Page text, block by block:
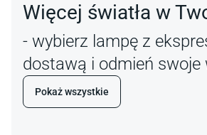
Więcej światła w
- wybierz lampę z
dostawą i odmień swoje
Pokaż wszystkie